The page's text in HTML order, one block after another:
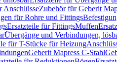
AnschlüsseZubehör für Geberit
für Rohre und Fittings
Ersatzteile für FittingsMuffen
Übergänge und Verbindungen,
für T-Stücke für Heizung
Geberit Mapress C-Stahl